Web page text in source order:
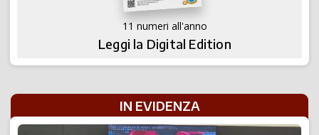
11 numeri all'anno
Leggi la Digital Edition
IN EVIDENZA